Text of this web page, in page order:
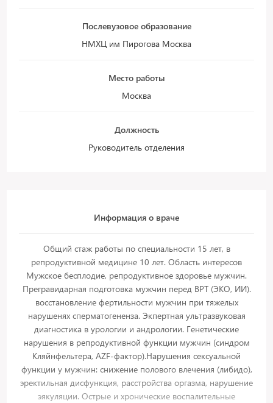
Послевузовое образование
НМХЦ им Пирогова Москва
Место работы
Москва
Должность
Руководитель отделения
Информация о враче
Общий стаж работы по специальности 15 лет, в
репродуктивной медицине 10 лет. Область интересов
Мужское бесплодие, репродуктивное здоровье мужчин.
Прегравидарная подготовка мужчин перед ВРТ (ЭКО, ИИ).
восстановление фертильности мужчин при тяжелых
нарушенях сперматогененза. Экпертная ультразвуковая
диагностика в урологии и андрологии. Генетические
нарушения в репродуктивной функции мужчин (синдром
Кляйнфельтера, AZF-фактор).Нарушения сексуальной
функции у мужчин: снижение полового влечения (либидо),
эректильная дисфункция, расстройства оргазма, нарушение
эякуляции. Острые и хронические воспалительные